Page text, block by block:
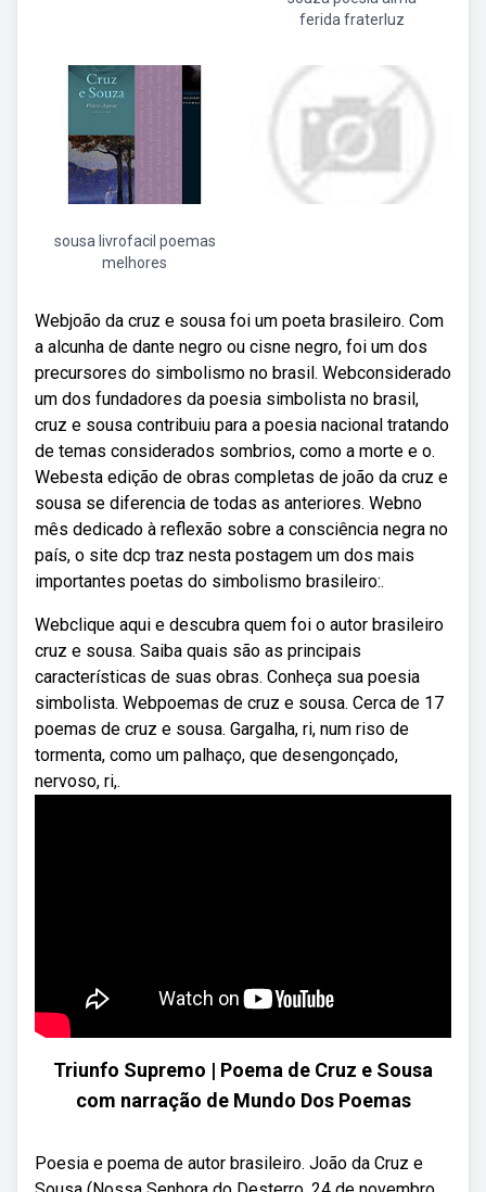
ferida fraterluz
sousa livrofacil poemas
melhores
Webjoão da cruz e sousa foi um poeta brasileiro. Com
a alcunha de dante negro ou cisne negro, foi um dos
precursores do simbolismo no brasil. Webconsiderado
um dos fundadores da poesia simbolista no brasil,
cruz e sousa contribuiu para a poesia nacional tratando
de temas considerados sombrios, como a morte e o.
Webesta edição de obras completas de joão da cruz e
sousa se diferencia de todas as anteriores. Webno
mês dedicado à reflexão sobre a consciência negra no
país, o site dcp traz nesta postagem um dos mais
importantes poetas do simbolismo brasileiro:.
Webclique aqui e descubra quem foi o autor brasileiro
cruz e sousa. Saiba quais são as principais
características de suas obras. Conheça sua poesia
simbolista. Webpoemas de cruz e sousa. Cerca de 17
poemas de cruz e sousa. Gargalha, ri, num riso de
tormenta, como um palhaço, que desengonçado,
nervoso, ri,.
Triunfo Supremo | Poema de Cruz e Sousa
com narração de Mundo Dos Poemas
Poesia e poema de autor brasileiro. João da Cruz e